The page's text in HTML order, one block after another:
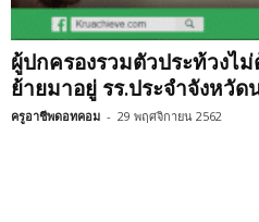
ผู้ปกครองรวมตัวประท้วงไ
ย้ายมาอยู่ รร.ประจำจังหวั
ครูอาชีพดอทคอม - 29 พฤศจิกายน 2562